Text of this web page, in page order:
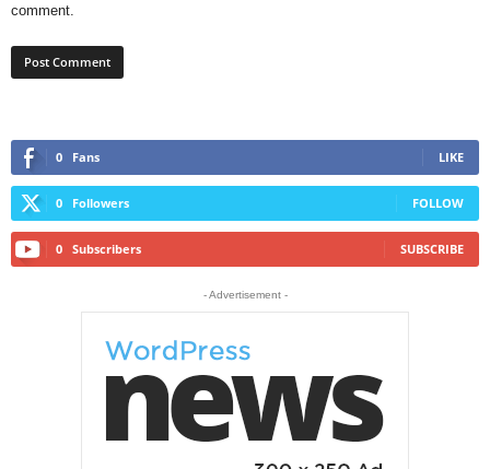
comment.
0 Fans LIKE
0 Followers FOLLOW
0 Subscribers SUBSCRIBE
- Advertisement -